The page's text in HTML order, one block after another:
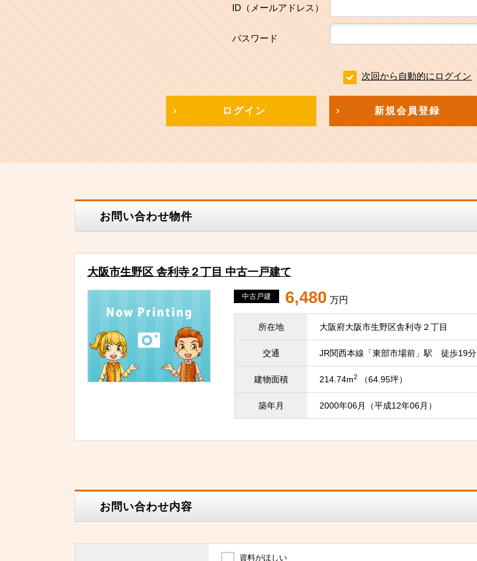
ID（メールアドレス）
パスワード
次回から自動的にログイン
ログイン 新規会員登録
お問い合わせ物件
大阪市生野区 舎利寺２丁目 中古一戸建て
中古戸建 6,480 万円
所在地 大阪府大阪市生野区舎利寺２丁目
交通 JR関西本線「東部市場前」駅 徒歩19分
建物面積 214.74m2 （64.95坪）
築年月 2000年06月（平成12年06月）
お問い合わせ内容
資料がほしい